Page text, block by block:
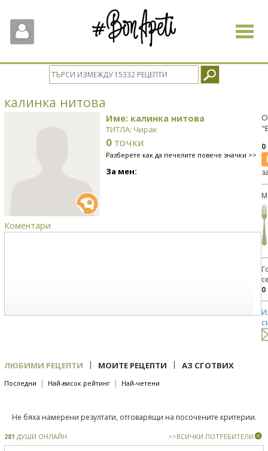
Toggle
калинка нитова
Име: калинка нитова
ТИТЛА: Чирак
0 точки
Разберете как да печелите повече значки >>
За мен:
Коментари
0
ЛЮБИМИ РЕЦЕПТИ | МОИТЕ РЕЦЕПТИ | АЗ СГОТВИХ
Последни | Най-висок рейтинг | Най-четени
Не бяха намерени резултати, отговарящи на посочените критерии.
281 ДУШИ ОНЛАЙН >>ВСИЧКИ ПОТРЕБИТЕЛИ